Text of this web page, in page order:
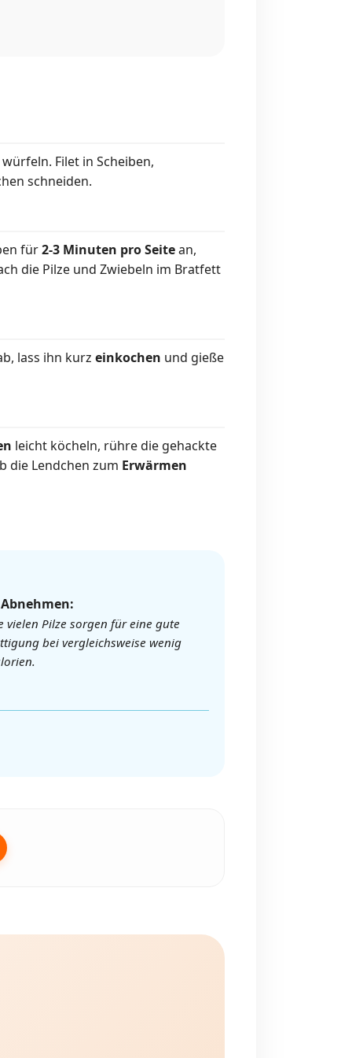
Filet in Scheiben,
schneiden.
für2-3 Minuten pro Seitean,
die Pilze und Zwiebeln im Bratfett
lass ihn kurz einkochen und gieße
leicht köcheln, rühre die gehackte
die Lendchen zum Erwärmen
vielen Pilze sorgen für eine gute
bei vergleichsweise wenig